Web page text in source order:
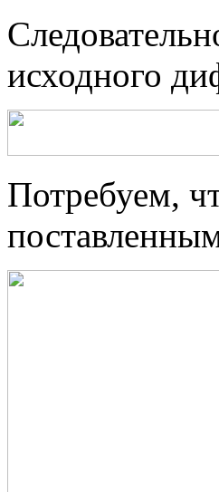
исходного
Потребуем,